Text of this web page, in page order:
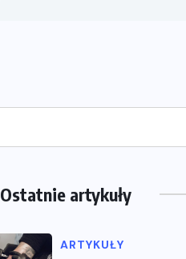
Ostatnie artykuły
ARTYKUŁY